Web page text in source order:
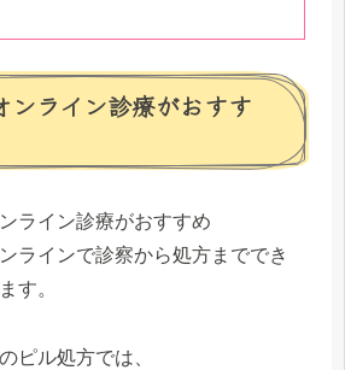
ンライン診療がおすす
ラインで診察から処方まででき
す。
ピル処方では、